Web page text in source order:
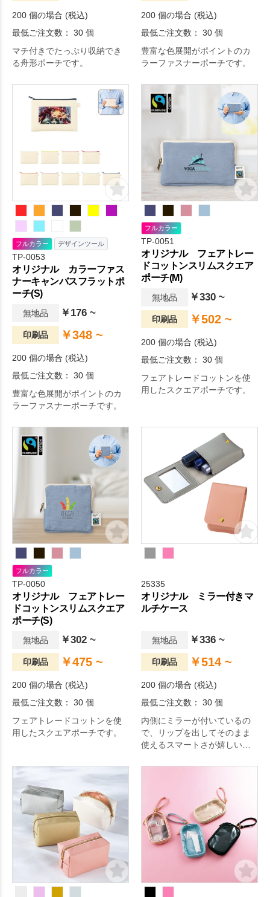
200 個の場合 (税込)
最低ご注文数： 30 個
マチ付きでたっぷり収納でき
る舟形ポーチです。
200 個の場合 (税込)
最低ご注文数： 30 個
豊富な色展開がポイントのカ
ラーファスナーポーチです。
フルカラー デザインツール
TP-0053
オリジナル カラーファス
ナーキャンバスフラットポ
ーチ(S)
無地品 ￥176 ~
印刷品 ￥348 ~
200 個の場合 (税込)
最低ご注文数： 30 個
豊富な色展開がポイントのカ
ラーファスナーポーチです。
フルカラー
TP-0051
オリジナル フェアトレー
ドコットンスリムスクエア
ポーチ(M)
無地品 ￥330 ~
印刷品 ￥502 ~
200 個の場合 (税込)
最低ご注文数： 30 個
フェアトレードコットンを使
用したスクエアポーチです。
フルカラー
TP-0050
オリジナル フェアトレー
ドコットンスリムスクエア
ポーチ(S)
無地品 ￥302 ~
印刷品 ￥475 ~
200 個の場合 (税込)
最低ご注文数： 30 個
フェアトレードコットンを使
用したスクエアポーチです。
25335
オリジナル ミラー付きマ
ルチケース
無地品 ￥336 ~
印刷品 ￥514 ~
200 個の場合 (税込)
最低ご注文数： 30 個
内側にミラーが付いているの
で、リップを出してそのまま
使えるスマートさが嬉しいケ